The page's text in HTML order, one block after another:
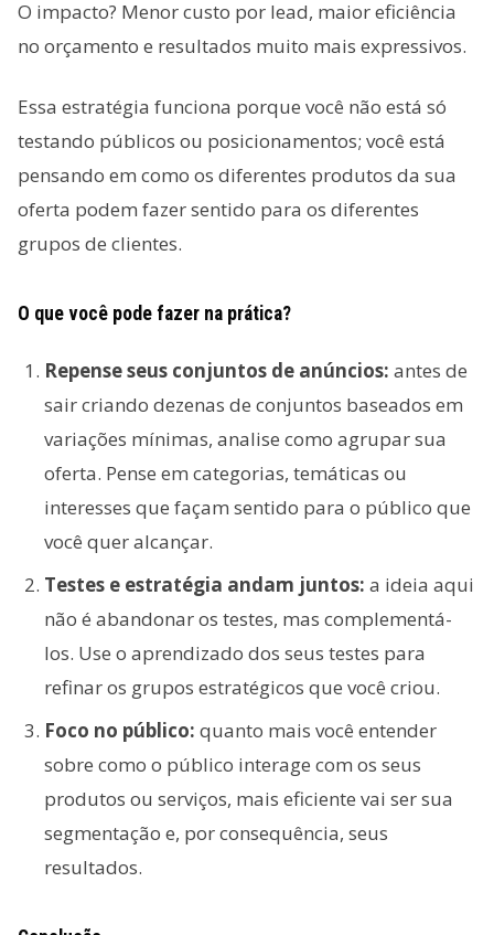
O impacto? Menor custo por lead, maior eficiência
no orçamento e resultados muito mais expressivos.
Essa estratégia funciona porque você não está só
testando públicos ou posicionamentos; você está
pensando em como os diferentes produtos da sua
oferta podem fazer sentido para os diferentes
grupos de clientes.
O que você pode fazer na prática?
Repense seus conjuntos de anúncios: antes de
sair criando dezenas de conjuntos baseados em
variações mínimas, analise como agrupar sua
oferta. Pense em categorias, temáticas ou
interesses que façam sentido para o público que
você quer alcançar.
Testes e estratégia andam juntos: a ideia aqui
não é abandonar os testes, mas complementá-
los. Use o aprendizado dos seus testes para
refinar os grupos estratégicos que você criou.
Foco no público: quanto mais você entender
sobre como o público interage com os seus
produtos ou serviços, mais eficiente vai ser sua
segmentação e, por consequência, seus
resultados.